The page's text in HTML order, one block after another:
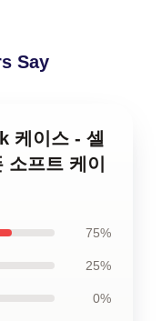
Say
케이스 - 셀
소프트 케이
75%
25%
0%